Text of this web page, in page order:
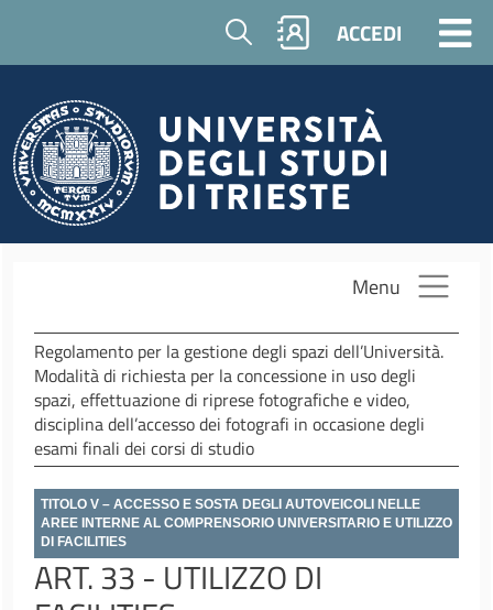
Salta al contenuto principale
Cerca ACCEDI
Menu
Regolamento per la gestione degli spazi dell’Università.
Modalità di richiesta per la concessione in uso degli
spazi, effettuazione di riprese fotografiche e video,
disciplina dell’accesso dei fotografi in occasione degli
esami finali dei corsi di studio
TITOLO V – ACCESSO E SOSTA DEGLI AUTOVEICOLI NELLE
AREE INTERNE AL COMPRENSORIO UNIVERSITARIO E UTILIZZO
DI FACILITIES
ART. 33 - UTILIZZO DI